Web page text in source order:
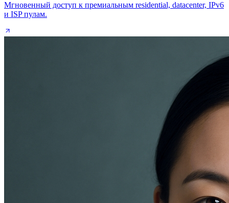
Мгновенный доступ к премиальным residential, datacenter, IPv6
и ISP пулам.